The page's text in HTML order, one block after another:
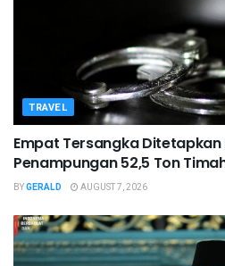
TRAVEL
Empat Tersangka
Penampungan 52,5 Ton
BYGERALD AUGUST 7, 2026